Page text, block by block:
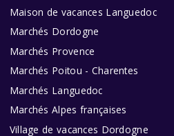
Maison de vacances Languedoc
Marchés Dordogne
Marchés Provence
Marchés Poitou - Charentes
Marchés Languedoc
Marchés Alpes françaises
Village de vacances Dordogne